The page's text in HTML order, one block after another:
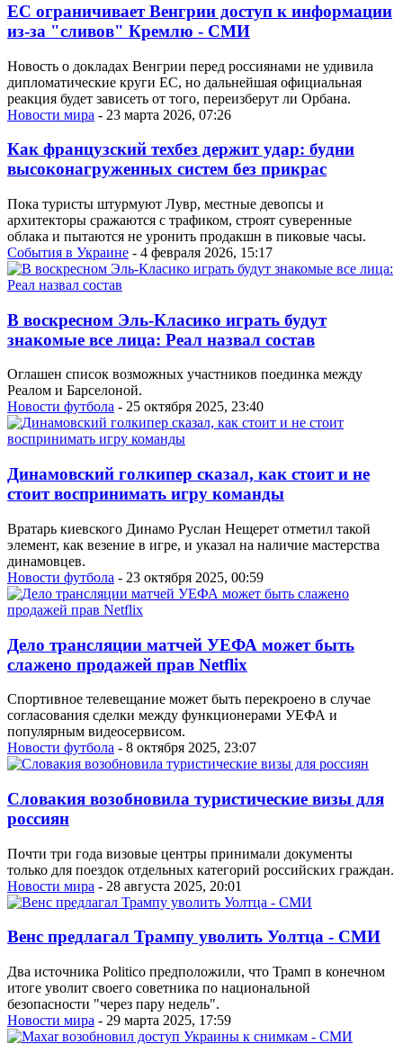
ЕС ограничивает Венгрии доступ к информации
из-за "сливов" Кремлю - СМИ
Новость о докладах Венгрии перед россиянами не удивила
дипломатические круги ЕС, но дальнейшая официальная
реакция будет зависеть от того, переизберут ли Орбана.
Новости мира - 23 марта 2026, 07:26
Как французский техбез держит удар: будни
высоконагруженных систем без прикрас
Пока туристы штурмуют Лувр, местные девопсы и
архитекторы сражаются с трафиком, строят суверенные
облака и пытаются не уронить продакшн в пиковые часы.
События в Украине - 4 февраля 2026, 15:17
В воскресном Эль-Класико играть будут
знакомые все лица: Реал назвал состав
Оглашен список возможных участников поединка между
Реалом и Барселоной.
Новости футбола - 25 октября 2025, 23:40
Динамовский голкипер сказал, как стоит и не
стоит воспринимать игру команды
Вратарь киевского Динамо Руслан Нещерет отметил такой
элемент, как везение в игре, и указал на наличие мастерства
динамовцев.
Новости футбола - 23 октября 2025, 00:59
Дело трансляции матчей УЕФА может быть
слажено продажей прав Netflix
Спортивное телевещание может быть перекроено в случае
согласования сделки между функционерами УЕФА и
популярным видеосервисом.
Новости футбола - 8 октября 2025, 23:07
Словакия возобновила туристические визы для
россиян
Почти три года визовые центры принимали документы
только для поездок отдельных категорий российских граждан.
Новости мира - 28 августа 2025, 20:01
Венс предлагал Трампу уволить Уолтца - СМИ
Два источника Politico предположили, что Трамп в конечном
итоге уволит своего советника по национальной
безопасности "через пару недель".
Новости мира - 29 марта 2025, 17:59